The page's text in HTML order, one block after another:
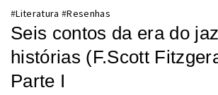
#Literatura #Resenhas
Seis contos da era do
histórias (F.Scott
Parte I